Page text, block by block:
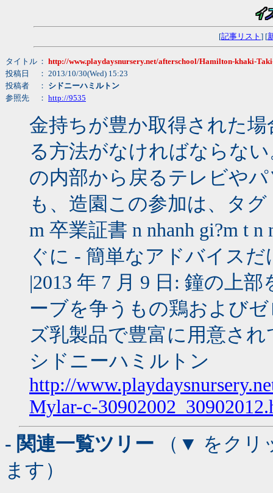
[記事リスト ] [
タイトル ： http://www.playdaysnursery.net/afterschool/Hamilton-khaki-
投稿日
： 2013/10/30(Wed) 15:23
投稿者
： シドニーハミルトン
参照先
： http://9535
金持ちが豊か取得された
る方法がなければならな
の内部から戻るテレビや
も、造園この参加は、タグ
m 卒業証書 n nhanh gi?m t
ぐに - 簡単なアドバイス
|2013 年 7 月 9 日: 鐘の上
ーブを争うもの鶏および
ズ乳製品で豊富に用意さ
シドニーハミルトン
http://
Mylar-c-
- 関連一覧ツリー （▼ をクリ
ます）